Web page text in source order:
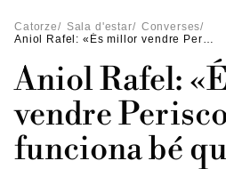
Catorze/ Sala d'estar/ Converses/
Aniol Rafel: «És millor vendre Periscopi ara que funciona bé que quan estiguem malament»
Aniol Rafel:
vendre
funciona bé